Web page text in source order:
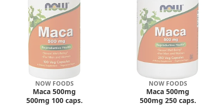
NOW FOODS
Maca 500mg
500mg 100 caps.
NOW FOODS
Maca 500mg
500mg 250 caps.